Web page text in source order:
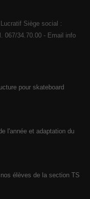
Siège social :
067/34.70.00 - Email info
pour skateboard
l'année et adaptation du
élèves de la section TS